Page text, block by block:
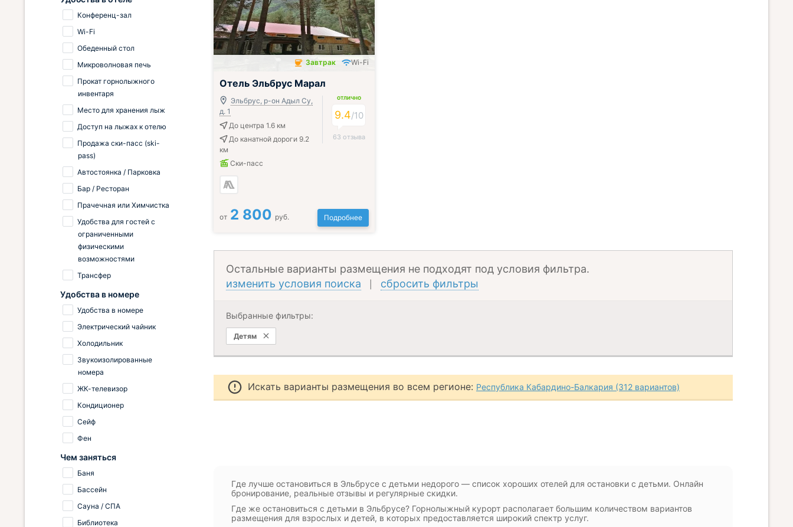
Завтрак включён
Завтрак Wi-Fi
Отель Эльбрус Марал
Эльбрус, р-он Адыл Су,
д. 1
До центра 1.6 км
До канатной дороги 9.2
км
Ски-пасс
ОТЛИЧНО
9.4/10
63 отзыва
от 2 800 руб. Подробнее
Остальные варианты размещения не подходят под условия фильтра.
изменить условия поиска
сбросить фильтры
Выбранные фильтры:
Детям
Искать варианты размещения во всем регионе: Республика Кабардино-Балкария (312 вариантов)
Где лучше остановиться в Эльбрусе с детьми недорого — список хороших отелей для остановки с детьми. Онлайн
бронирование, реальные отзывы и регулярные скидки.
Где же остановиться с детьми в Эльбрусе? Горнолыжный курорт располагает большим количеством вариантов
размещения для взрослых и детей, в которых предоставляется широкий спектр услуг.
Конференц-зал
Wi-Fi
Обеденный стол
Микроволновая печь
Прокат горнолыжного
инвентаря
Место для хранения лыж
Доступ на лыжах к отелю
Продажа ски-пасс (ski-
pass)
Автостоянка / Парковка
Бар / Ресторан
Прачечная или Химчистка
Удобства для гостей с
ограниченными
физическими
возможностями
Трансфер
Удобства в номере
Удобства в номере
Электрический чайник
Холодильник
Звукоизолированные
номера
ЖК-телевизор
Кондиционер
Сейф
Фен
Чем заняться
Баня
Бассейн
Сауна / СПА
Библиотека